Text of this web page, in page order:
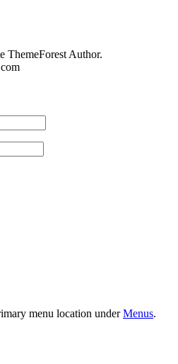
ThemeForest Author.
menu location underMenus.